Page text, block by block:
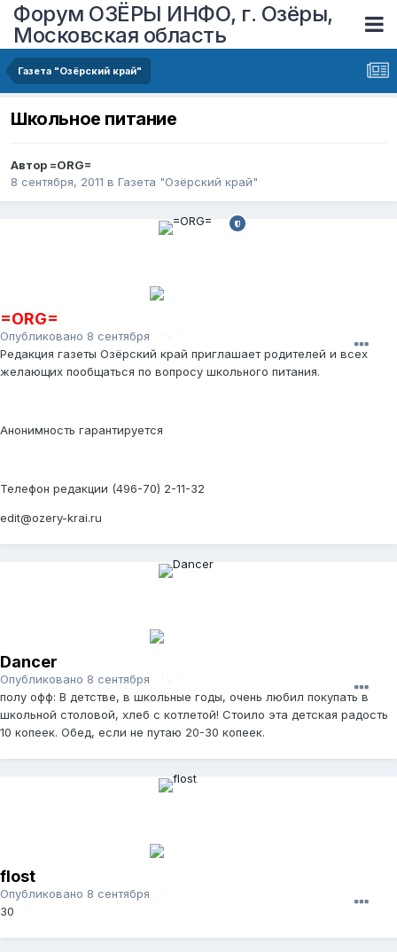
Форум ОЗЁРЫ ИНФО, г. Озёры,
Московская область
Газета "Озёрский край"
Школьное питание
Автор =ORG=
8 сентября, 2011 в Газета "Озёрский край"
=ORG=
Опубликовано 8 сентября, 2011
Редакция газеты Озёрский край приглашает родителей и всех
желающих пообщаться по вопросу школьного питания.
Анонимность гарантируется
Телефон редакции (496-70) 2-11-32
edit@ozery-krai.ru
Dancer
Опубликовано 8 сентября, 2011
полу офф: В детстве, в школьные годы, очень любил покупать в
школьной столовой, хлеб с котлетой! Стоило эта детская радость
10 копеек. Обед, если не путаю 20-30 копеек.
flost
Опубликовано 8 сентября, 2011
30